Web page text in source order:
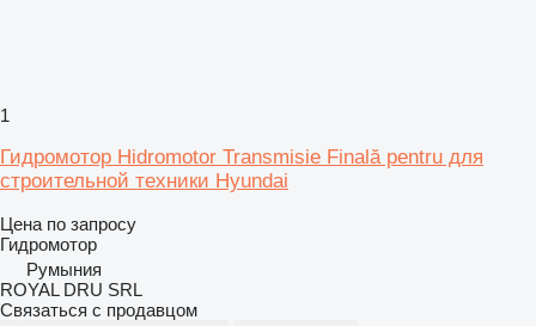
1
Гидромотор Hidromotor Transmisie Finală pentru для
строительной техники Hyundai
Цена по запросу
Гидромотор
Румыния
ROYAL DRU SRL
Связаться с продавцом